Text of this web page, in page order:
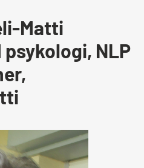
Matti
psykologi, NLP